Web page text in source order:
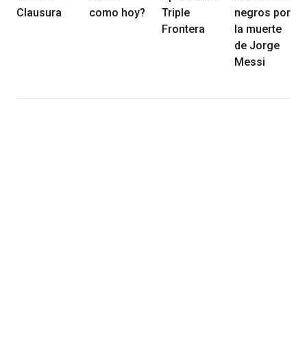
Clausura
como hoy?
Triple
Frontera
negros por
la muerte
de Jorge
Messi